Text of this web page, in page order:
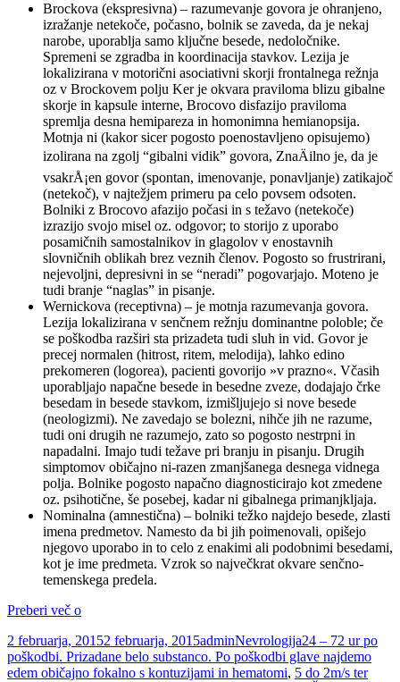
Brockova (ekspresivna) – razumevanje govora je ohranjeno,
izražanje netekoče, počasno, bolnik se zaveda, da je nekaj
narobe, uporablja samo ključne besede, nedoločnike.
Spremeni se zgradba in koordinacija stavkov. Lezija je
lokalizirana v motorični asociativni skorji frontalnega režnja
oz v Brockovem polju Ker je okvara praviloma blizu gibalne
skorje in kapsule interne, Brocovo disfazijo praviloma
spremlja desna hemipareza in homonimna hemianopsija.
Motnja ni (kakor sicer pogosto poenostavljeno opisujemo)
izolirana na zgolj “gibalni vidik” govora, ZnaÄilno je, da je
vsakrÅ¡en govor (spontan, imenovanje, ponavljanje) zatikajoč
(netekoč), v najtežjem primeru pa celo povsem odsoten.
Bolniki z Brocovo afazijo počasi in s težavo (netekoče)
izrazijo svojo misel oz. odgovor; to storijo z uporabo
posamičnih samostalnikov in glagolov v enostavnih
slovničnih oblikah brez veznih členov. Pogosto so frustrirani,
nejevoljni, depresivni in se “neradi” pogovarjajo. Moteno je
tudi branje “naglas” in pisanje.
Wernickova (receptivna) – je motnja razumevanja govora.
Lezija lokalizirana v senčnem režnju dominantne poloble; če
se poškodba razširi sta prizadeta tudi sluh in vid. Govor je
precej normalen (hitrost, ritem, melodija), lahko edino
prekomeren (logorea), pacienti govorijo »v prazno«. Včasih
uporabljajo napačne besede in besedne zveze, dodajajo črke
besedam in besede stavkom, izmišljujejo si nove besede
(neologizmi). Ne zavedajo se bolezni, nihče jih ne razume,
tudi oni drugih ne razumejo, zato so pogosto nestrpni in
napadalni. Imajo tudi težave pri branju in pisanju. Drugih
simptomov običajno ni-razen zmanjšanega desnega vidnega
polja. Bolnike pogosto napačno diagnosticirajo kot zmedene
oz. psihotične, še posebej, kadar ni gibalnega primanjkljaja.
Nominalna (amnestična) – bolniki težko najdejo besede, zlasti
imena predmetov. Namesto da bi jih poimenovali, opišejo
njegovo uporabo in to celo z enakimi ali podobnimi besedami,
kot je ime predmeta. Vzrok so največkrat okvare senčno-
temenskega predela.
Preberi več oNevrologija
Objavljeno
dne
2 februarja, 20152 februarja, 2015Avtor
adminKategorije
NevrologijaOznake
24 – 72 ur po
poškodbi. Prizadane belo substanco. Po poškodbi glave najdemo
edem običajno fokalno s kontuzijami in hematomi, 5 do 2m/s ter